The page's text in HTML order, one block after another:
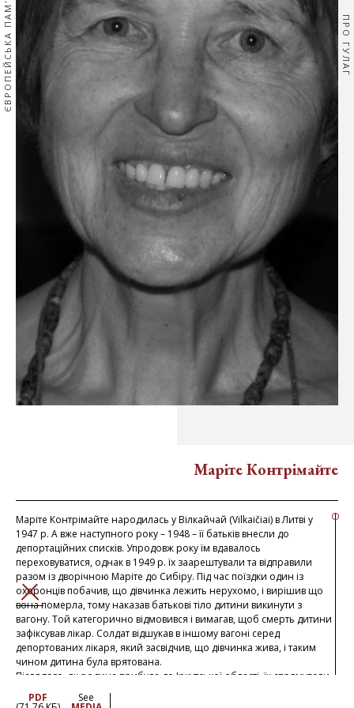
ЄВРОПЕЙСЬКА ПАМ'ЯТЬ ПРО ГУЛАГ
ЗАКРИТИ
Маріте Контрімайте
Маріте Контрімайте народилась у Вілкайчай (Vilkaičiai) в Литві у
1947 р. А вже наступного року – 1948 – її батьків внесли до
депортаційних списків. Упродовж року їм вдавалось
переховуватися, однак в 1949 р. їх заарештували та відправили
разом із дворічною Маріте до Сибіру. Під час поїздки один із
охоронців побачив, що дівчинка лежить нерухомо, і вирішив що
вона померла, тому наказав батькові тіло дитини викинути з
вагону. Той категорично відмовився і вимагав, щоб смерть дитини
зафіксував лікар. Солдат відшукав в іншому вагоні серед
депортованих лікаря, який засвідчив, що дівчинка жива, і таким
чином дитина була врятована.
Після того, як родина прибула до Іркутської області, їх спрямували
до села Бодайбо. Лікар, який врятував Маріте у поїзді, також
опинився у цьому ж селищі. Він багато разів допомагав родині,
PDF See